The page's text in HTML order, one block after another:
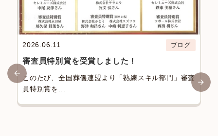
2026.06.11 ブログ
審査員特別賞を受賞しました！
このたび、全国葬儀連盟より「熟練スキル部門」審査
員特別賞を...